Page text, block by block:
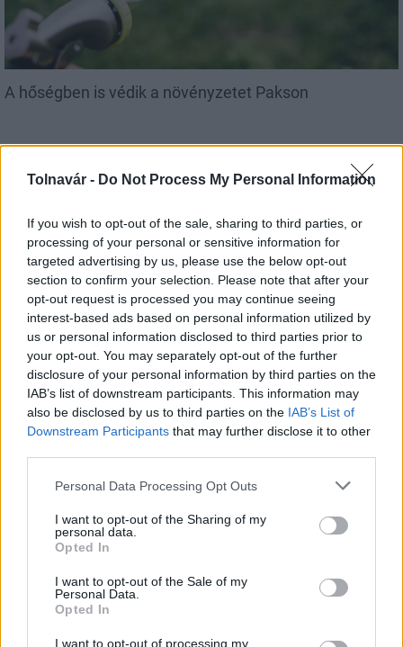
Tolnavár - Do Not Process My Personal Information
If you wish to opt-out of the sale, sharing to third parties, or
processing of your personal or sensitive information for
targeted advertising by us, please use the below opt-out
section to confirm your selection. Please note that after your
opt-out request is processed you may continue seeing
interest-based ads based on personal information utilized by
us or personal information disclosed to third parties prior to
your opt-out. You may separately opt-out of the further
disclosure of your personal information by third parties on the
IAB’s list of downstream participants. This information may
also be disclosed by us to third parties on the IAB’s List of
Downstream Participants that may further disclose it to other
Please note that this website/app uses one or more Google
not limited to your visit or usage behaviour. You may click to
grant or deny consent to Google and its third-party tags to
use your data for below specified purposes in below Google
consent section.
Personal Data Processing Opt Outs
I want to opt-out of the Sharing of my
personal data.
Opted In
I want to opt-out of the Sale of my
Personal Data.
Opted In
I want to opt-out of processing my
A hőségben is védik a növényzetet Pakson
MAGYAR ÉPÍTŐK
Mi épül?
Belváros-Lipótváros
játszótér
Város-Teampannon Kereskedelmi és Szolgáltató Kft.
Újragondolják Lipótváros rejtett, zöld parkját
Indulhat a Honvéd tér megújításának tervezése, ahol a
klímatudatos gondolkodás és a helyi identitás erősítése kerül a